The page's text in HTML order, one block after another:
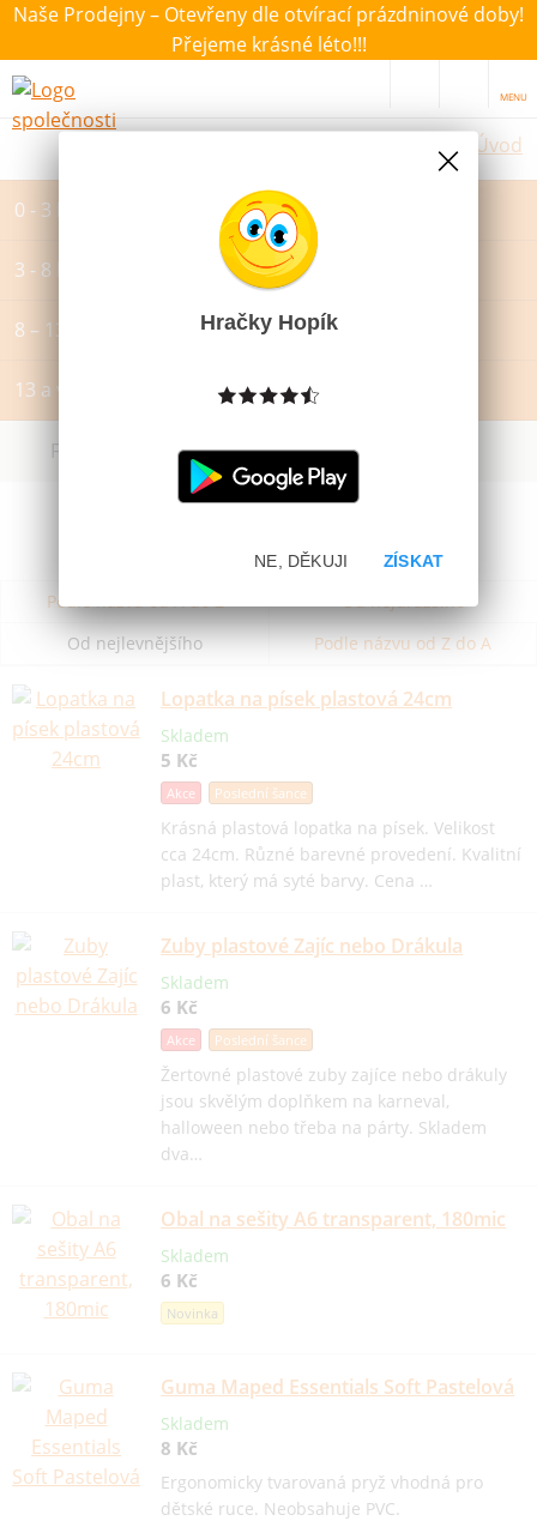
Naše Prodejny – Otevřeny dle otvírací prázdninové doby!
Přejeme krásné léto!!!
MENU
Úvod
0 - 3 let
3 - 8 let
8 – 13 let
13 a více let
Filtrovat dle dostupnosti, ceny, výrobce
Podle názvu od A do Z
Od nejdražšího
Od nejlevnějšího
Podle názvu od Z do A
Lopatka na písek plastová 24cm
Skladem
5 Kč
Akce Poslední šance
Krásná plastová lopatka na písek. Velikost
cca 24cm. Různé barevné provedení. Kvalitní
plast, který má syté barvy. Cena …
Zuby plastové Zajíc nebo Drákula
Skladem
6 Kč
Akce Poslední šance
Žertovné plastové zuby zajíce nebo drákuly
jsou skvělým doplňkem na karneval,
halloween nebo třeba na párty. Skladem
dva…
Obal na sešity A6 transparent, 180mic
Skladem
6 Kč
Novinka
Guma Maped Essentials Soft Pastelová
Skladem
8 Kč
Ergonomicky tvarovaná pryž vhodná pro
dětské ruce. Neobsahuje PVC.
Hračky Hopík
ZÍSKAT
NE, DĚKUJI